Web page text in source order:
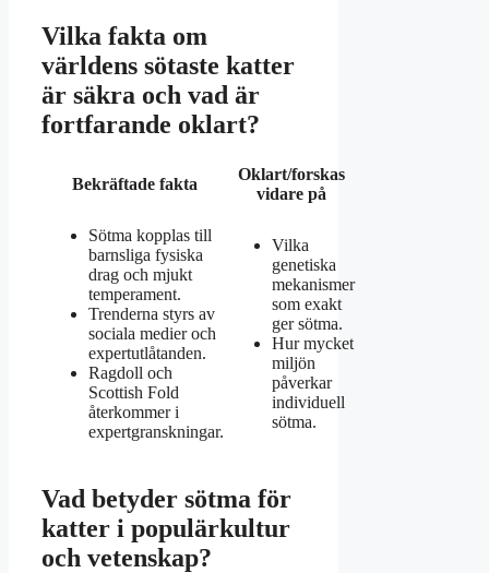
Vilka fakta om
världens sötaste katter
är säkra och vad är
fortfarande oklart?
Bekräftade fakta
Oklart/forskas
vidare på
Sötma kopplas till
barnsliga fysiska
drag och mjukt
temperament.
Trenderna styrs av
sociala medier och
expertutlåtanden.
Ragdoll och
Scottish Fold
återkommer i
expertgranskningar.
Vilka
genetiska
mekanismer
som exakt
ger sötma.
Hur mycket
miljön
påverkar
individuell
sötma.
Vad betyder sötma för
katter i populärkultur
och vetenskap?